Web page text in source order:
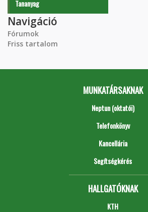
Tananyag
Navigáció
Fórumok
Friss tartalom
MUNKATÁRSAKNAK
Neptun (oktatói)
Telefonkönyv
Kancellária
Segítségkérés
HALLGATÓKNAK
KTH